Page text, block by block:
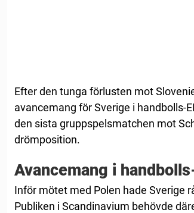
Efter den tunga förlusten mot
avancemang för Sverige i handbolls-
den sista gruppspelsmatchen mot
drömposition.
Avancemang i
Inför mötet med Polen hade Sverige
Publiken i Scandinavium behövde